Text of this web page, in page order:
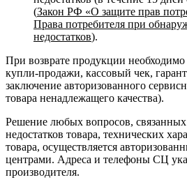
(Закон РФ «О защите прав
Права потребителя при
недостатков).
При возврате продукции необходимо
купли-продажи, кассовый чек,
заключение авторизованного
товара ненадлежащего качества).
Решение любых вопросов,
недостатков товара, технических
товара, осуществляется
центрами. Адреса и телефоны СЦ
производителя.